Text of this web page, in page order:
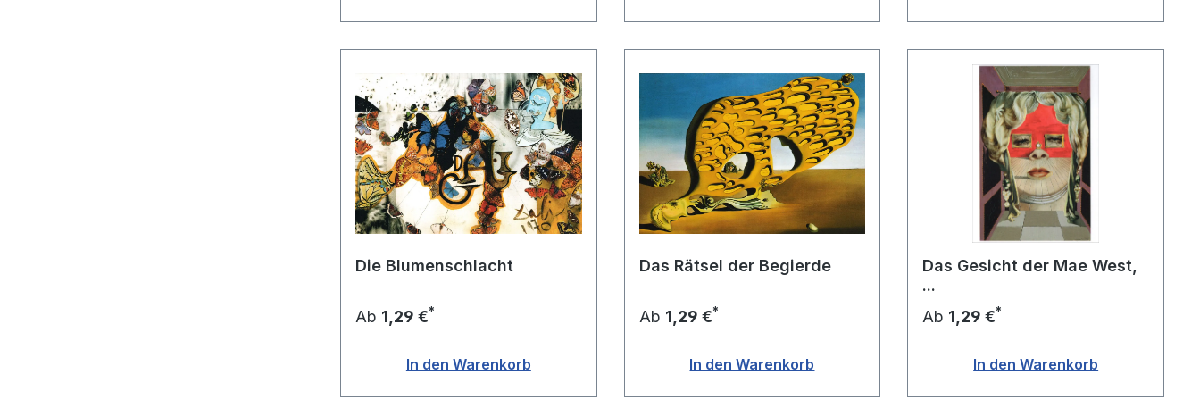
Die Blumenschlacht
Ab 1,29 €*
In den Warenkorb
Das Rätsel der Begierde
Ab 1,29 €*
In den Warenkorb
Das Gesicht der Mae West,
...
Ab 1,29 €*
In den Warenkorb